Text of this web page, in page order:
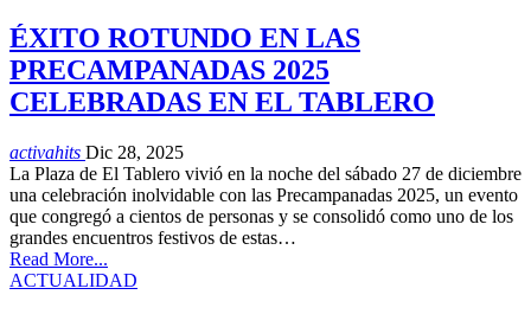
ÉXITO ROTUNDO EN LAS
PRECAMPANADAS 2025
CELEBRADAS EN EL TABLERO
activahits Dic 28, 2025
La Plaza de El Tablero vivió en la noche del sábado 27 de diciembre
una celebración inolvidable con las Precampanadas 2025, un evento
que congregó a cientos de personas y se consolidó como uno de los
grandes encuentros festivos de estas…
Read More...
ACTUALIDAD